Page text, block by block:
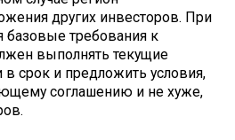
других инвесторов. При
базовые требования к
выполнять текущие
в срок и предложить условия,
соглашению и не хуже,